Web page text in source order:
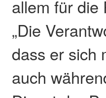
allem für die
„Die
dass er sich
auch